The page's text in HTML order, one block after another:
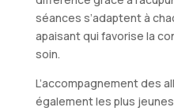
séances s’adaptent à
apaisant qui favorise la
soin.
L’accompagnement des
également les plus